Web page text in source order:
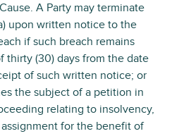
A Party may terminate
upon written notice to the
if such breach remains
thirty (30) days from the date
of such written notice; or
the subject of a petition in
relating to insolvency,
for the benefit of